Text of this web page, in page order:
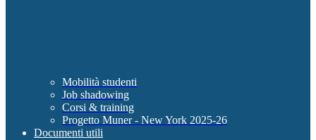
Mobilità studenti
Job shadowing
Corsi & training
Progetto Muner - New York 2025-26
Documenti utili